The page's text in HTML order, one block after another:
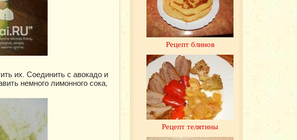
их. Соединить с авокадо и
немного лимонного сока,
Рецепт блинов
Рецепт телятины